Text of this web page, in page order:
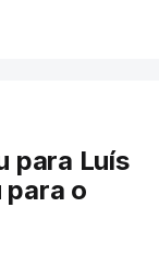
para Luís
para o